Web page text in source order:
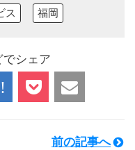
ス 福岡
でシェア
前の記事へ